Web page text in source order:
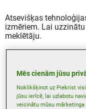
Atsevišķas
izmēriem. Lai
meklētāju.
Mēs cienām jūsu
Noklikšķinot uz Piekrist
jūsu ierīcē, lai uzlabotu
veicinātu mūsu